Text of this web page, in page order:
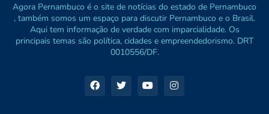
Agora Pernambuco é o site de notícias do estado de Pernambuco
, também somos um espaço para discutir Pernambuco e o Brasil.
Aqui tem informação de verdade com imparcialidade. Os
principais temas são política, cidades e empreendedorismo. DRT
0010556/DF.